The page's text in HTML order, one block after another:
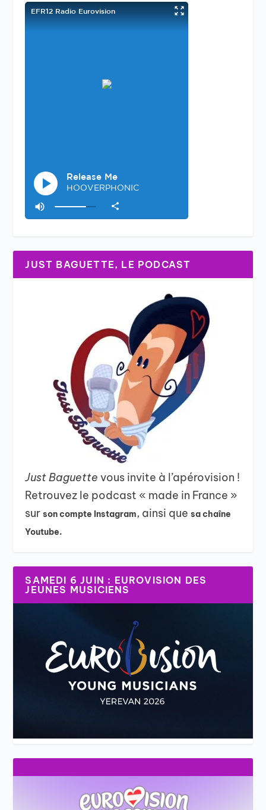
JUST BAGUETTE, LE PODCAST
Just Baguettevous invite à l’apérovision !
Retrouvez le podcast « made in France »
surson compte Instagram, ainsi quesa chaîne
Youtube.
SAMEDI 6 JUIN : EUROVISION DES
JEUNES MUSICIENS